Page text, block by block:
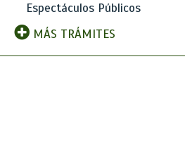
Espectáculos Públicos
MÁS TRÁMITES